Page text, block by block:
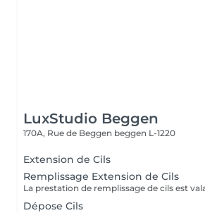
LuxStudio Beggen
170A, Rue de Beggen beggen L-1220
Extension de Cils
Remplissage Extension de Cils
Dépose Cils